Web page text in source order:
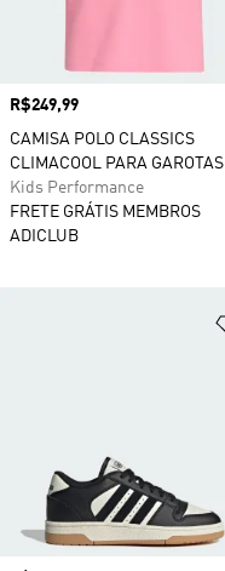
Preço
R$249,99
CAMISA POLO CLASSICS
CLIMACOOL PARA GAROTAS
Kids Performance
FRETE GRÁTIS MEMBROS
ADICLUB